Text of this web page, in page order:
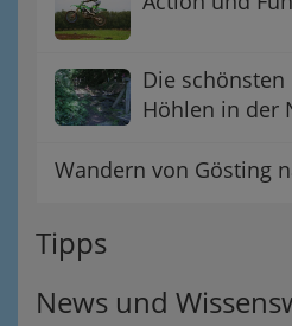
Die
Höhlen in der
Wandern von Gösting
Tipps
News und